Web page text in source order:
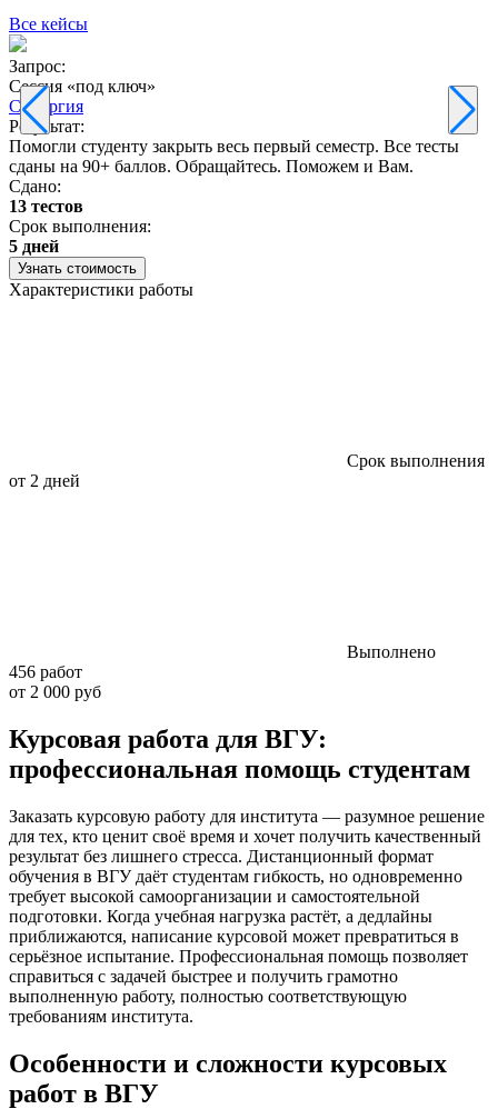
Все кейсы
Запрос:
Сессия «под ключ»
Синергия
Результат:
Помогли студенту закрыть весь первый семестр. Все тесты
сданы на 90+ баллов. Обращайтесь. Поможем и Вам.
Сдано:
13 тестов
Срок выполнения:
5 дней
Узнать стоимость
Характеристики работы
Срок выполнения
от 2 дней
Выполнено
456 работ
от 2 000 руб
Курсовая работа для ВГУ:
профессиональная помощь студентам
Заказать курсовую работу для института — разумное решение
для тех, кто ценит своё время и хочет получить качественный
результат без лишнего стресса. Дистанционный формат
обучения в ВГУ даёт студентам гибкость, но одновременно
требует высокой самоорганизации и самостоятельной
подготовки. Когда учебная нагрузка растёт, а дедлайны
приближаются, написание курсовой может превратиться в
серьёзное испытание. Профессиональная помощь позволяет
справиться с задачей быстрее и получить грамотно
выполненную работу, полностью соответствующую
требованиям института.
Особенности и сложности курсовых
работ в ВГУ